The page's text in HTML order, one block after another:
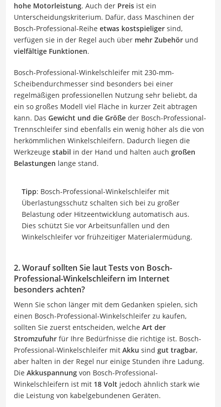
hohe Motorleistung. Auch der Preis ist ein
Unterscheidungskriterium. Dafür, dass Maschinen der
Bosch-Professional-Reihe etwas kostspieliger sind,
verfügen sie in der Regel auch über mehr Zubehör und
vielfältige Funktionen.
Bosch-Professional-Winkelschleifer mit 230-mm-
Scheibendurchmesser sind besonders bei einer
regelmäßigen professionellen Nutzung sehr beliebt, da
ein so großes Modell viel Fläche in kurzer Zeit abtragen
kann. Das Gewicht und die Größe der Bosch-Professional-
Trennschleifer sind ebenfalls ein wenig höher als die von
herkömmlichen Winkelschleifern. Dadurch liegen die
Werkzeuge stabil in der Hand und halten auch großen
Belastungen lange stand.
Tipp: Bosch-Professional-Winkelschleifer mit
Überlastungsschutz schalten sich bei zu großer
Belastung oder Hitzeentwicklung automatisch aus.
Dies schützt Sie vor Arbeitsunfällen und den
Winkelschleifer vor frühzeitiger Materialermüdung.
2. Worauf sollten Sie laut Tests von Bosch-
Professional-Winkelschleifern im Internet
besonders achten?
Wenn Sie schon länger mit dem Gedanken spielen, sich
einen Bosch-Professional-Winkelschleifer zu kaufen,
sollten Sie zuerst entscheiden, welche Art der
Stromzufuhr für Ihre Bedürfnisse die richtige ist. Bosch-
Professional-Winkelschleifer mit Akku sind gut tragbar,
aber halten in der Regel nur einige Stunden ihre Ladung.
Die Akkuspannung von Bosch-Professional-
Winkelschleifern ist mit 18 Volt jedoch ähnlich stark wie
die Leistung von kabelgebundenen Geräten.